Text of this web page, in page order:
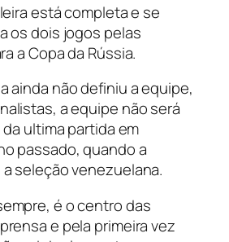
está completa e se
os dois jogos pelas
a Copa da Rússia.
ainda não definiu a equipe,
a equipe não será
ultima partida em
passado, quando a
seleção venezuelana.
é o centro das
e pela primeira vez